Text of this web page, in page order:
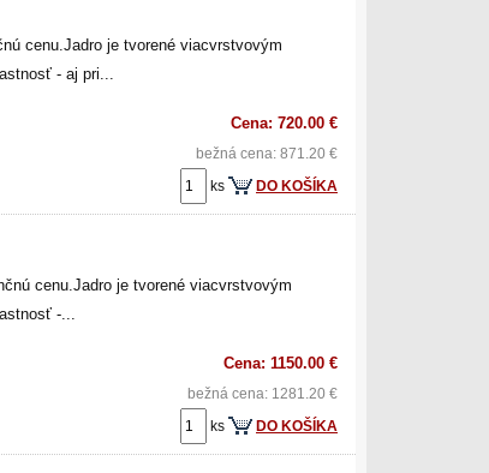
cenu.Jadro je tvorené viacvrstvovým
- aj pri...
Cena: 720.00 €
bežná cena: 871.20 €
ks
DO KOŠÍKA
cenu.Jadro je tvorené viacvrstvovým
-...
Cena: 1150.00 €
bežná cena: 1281.20 €
ks
DO KOŠÍKA